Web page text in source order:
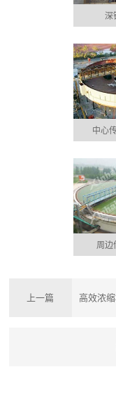
深
中心
周边
上一篇 高效浓